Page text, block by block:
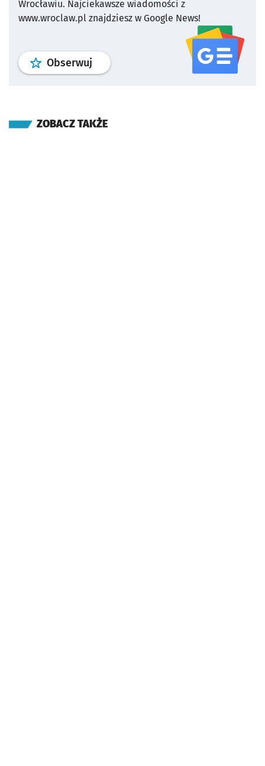
Wrocławiu. Najciekawsze wiadomości z
www.wroclaw.pl znajdziesz w Google News!
Obserwuj profil serwisu
ZOBACZ TAKŻE